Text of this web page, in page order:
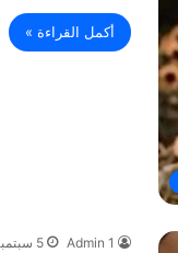
أكمل القراءة »
Admin 1 5 سبتمبر، 2023